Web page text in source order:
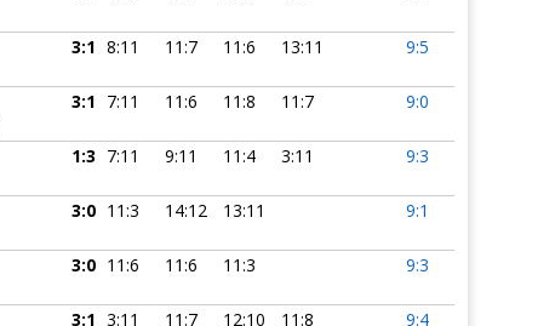
3:1 8:11 11:7 11:6 13:11 9:5
3:1 7:11 11:6 11:8 11:7 9:0
1:3 7:11 9:11 11:4 3:11 9:3
3:0 11:3 14:12 13:11 9:1
3:0 11:6 11:6 11:3 9:3
3:1 3:11 11:7 12:10 11:8 9:4